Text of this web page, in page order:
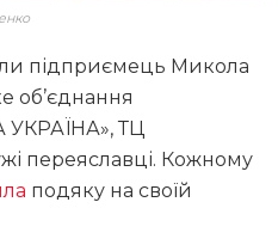
підприємець Микола
об’єднання
УКРАЇНА», ТЦ
переяславці. Кожному
подяку на своїй